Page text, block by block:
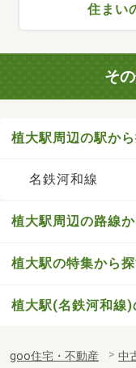
住まい
そ
植大駅周辺の駅か
名鉄河和線
植大駅周辺の路線
植大駅の特集から
植大駅(名鉄河和線
goo住宅・不動産 中